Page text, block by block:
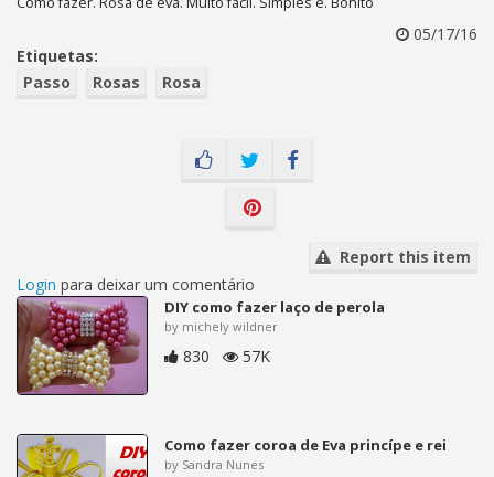
05/17/16
Etiquetas:
Passo
Rosas Rosa
Report this item
Login para deixar um comentário
DIY como fazer laço de perola
by michely wildner
830 57K
Como fazer coroa de Eva princípe e rei
by Sandra Nunes